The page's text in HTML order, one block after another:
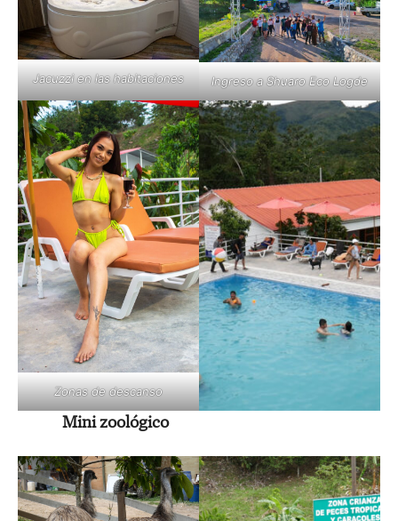
Jacuzzi en las habitaciones Ingreso a Shuaro Eco Logde
Zonas de descanso
Mini zoológico